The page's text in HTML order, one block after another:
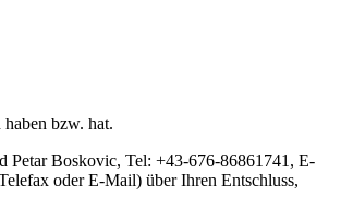
bzw. hat.
Petar Boskovic, Tel: +43-676-86861741, E-
oder E-Mail) über Ihren Entschluss,